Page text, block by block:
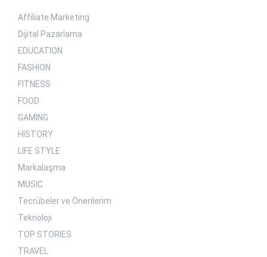
Affiliate Marketing
Dijital Pazarlama
EDUCATION
FASHION
FITNESS
FOOD
GAMING
HISTORY
LIFE STYLE
Markalaşma
MUSIC
Tecrübeler ve Önerilerim
Teknoloji
TOP STORIES
TRAVEL